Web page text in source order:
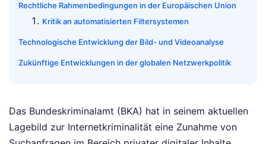
Rechtliche Rahmenbedingungen in der Europäischen Union
Kritik an automatisierten Filtersystemen
Technologische Entwicklung der Bild- und Videoanalyse
Zukünftige Entwicklungen in der globalen Netzwerkpolitik
Das Bundeskriminalamt (BKA) hat in seinem aktuellen
Lagebild zur Internetkriminalität eine Zunahme von